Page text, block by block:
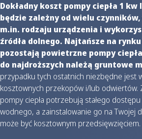
Dokładny koszt pompy ciepła 1 kw
będzie zależny od wielu
m.in. rodzaju urządzenia i
źródła dolnego. Najtańsze na
pozostają powietrzne pompy
do najdroższych należą gruntowe
przypadku tych ostatnich niezbędne jest
kosztownych przekopów i/lub odwiertów.
pompy ciepła potrzebują stałego
wodnego, a zainstalowanie go na Twojej
może być kosztownym przedsięwzięciem.